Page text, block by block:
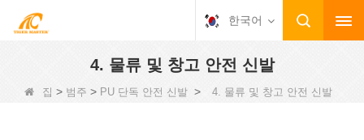
한국어
4. 물류 및 창고 안전 신발
집 > 범주 > PU 단독 안전 신발> 4. 물류 및 창고 안전 신발